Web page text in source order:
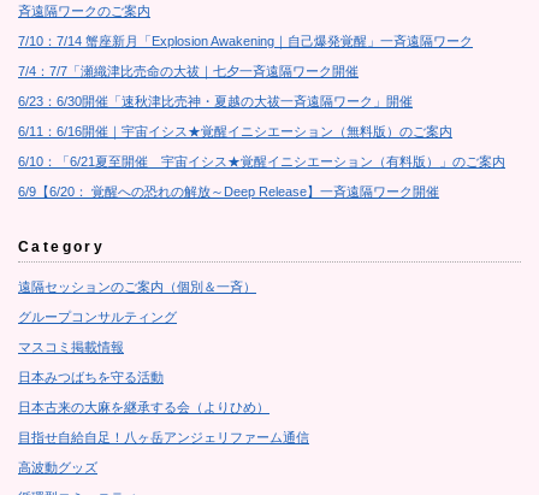
斉遠隔ワークのご案内
7/10：7/14 蟹座新月「Explosion Awakening｜自己爆発覚醒」一斉遠隔ワーク
7/4：7/7「瀬織津比売命の大祓｜七夕一斉遠隔ワーク開催
6/23：6/30開催「速秋津比売神・夏越の大祓一斉遠隔ワーク」開催
6/11：6/16開催｜宇宙イシス★覚醒イニシエーション（無料版）のご案内
6/10：「6/21夏至開催 宇宙イシス★覚醒イニシエーション（有料版）」のご案内
6/9【6/20： 覚醒への恐れの解放～Deep Release】一斉遠隔ワーク開催
Category
遠隔セッションのご案内（個別＆一斉）
グループコンサルティング
マスコミ掲載情報
日本みつばちを守る活動
日本古来の大麻を継承する会（よりひめ）
目指せ自給自足！八ヶ岳アンジェリファーム通信
高波動グッズ